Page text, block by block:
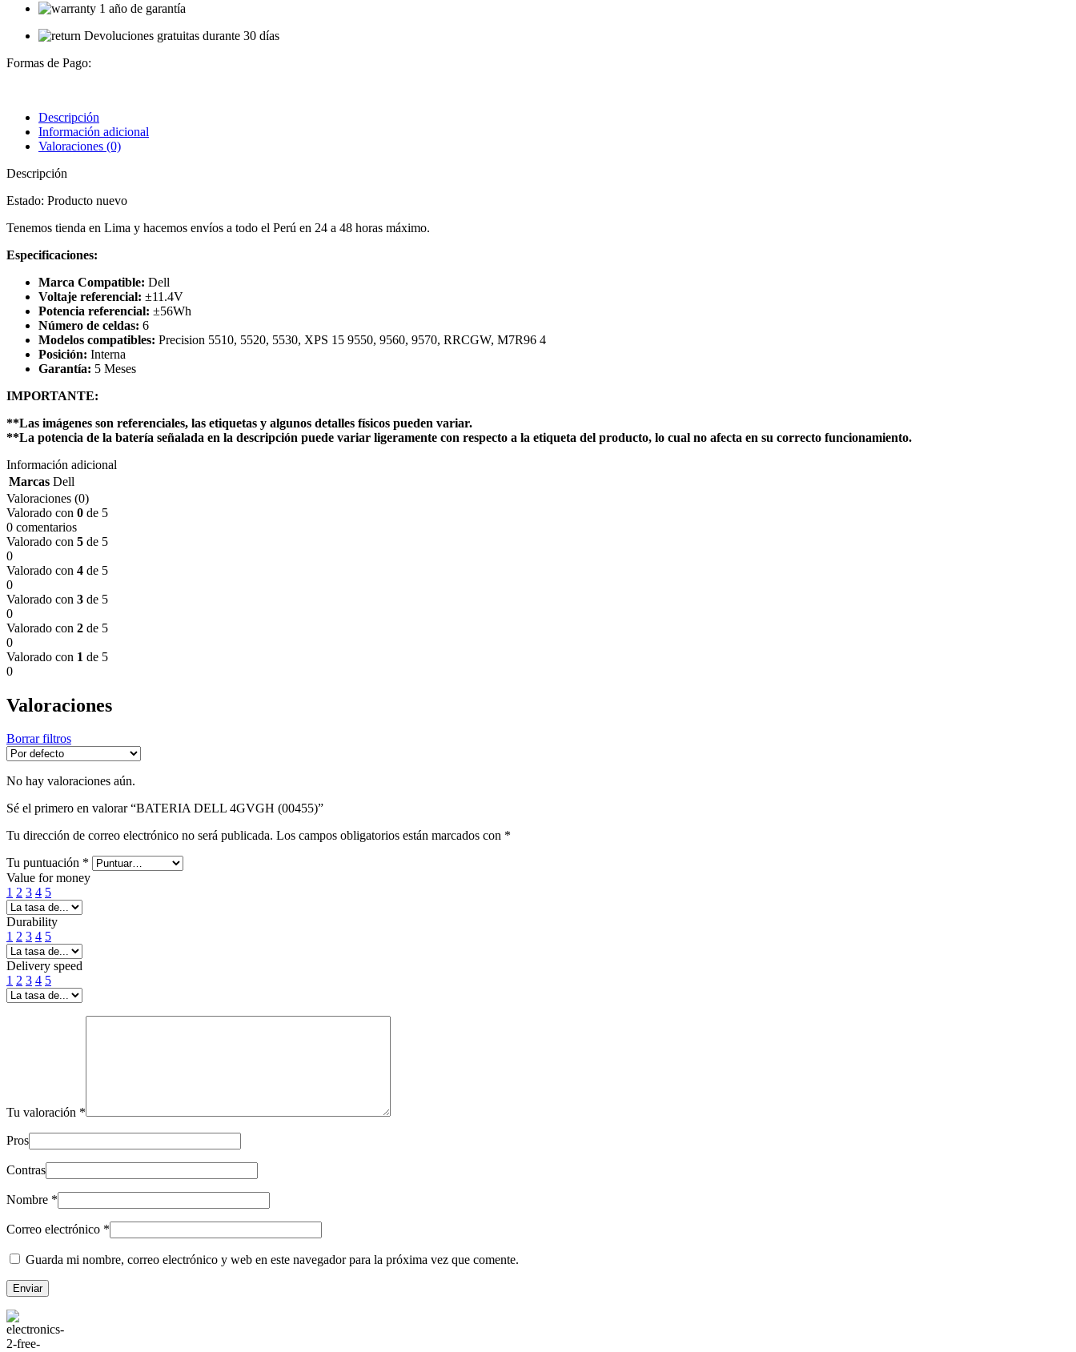
1 año de garantía
Devoluciones gratuitas durante 30 días
Formas de Pago:
Descripción
Información adicional
Valoraciones (0)
Descripción
Estado: Producto nuevo
Tenemos tienda en Lima y hacemos envíos a todo el Perú en 24 a 48 horas máximo.
Especificaciones:
Marca Compatible: Dell
Voltaje referencial: ±11.4V
Potencia referencial: ±56Wh
Número de celdas: 6
Modelos compatibles: Precision 5510, 5520, 5530, XPS 15 9550, 9560, 9570, RRCGW, M7R96 4
Posición: Interna
Garantía: 5 Meses
IMPORTANTE:
**Las imágenes son referenciales, las etiquetas y algunos detalles físicos pueden variar.
**La potencia de la batería señalada en la descripción puede variar ligeramente con respecto a la etiqueta del producto, lo cual no afecta en su correcto funcionamiento.
Información adicional
Marcas Dell
Valoraciones (0)
Valorado con 0 de 5
0 comentarios
Valorado con 5 de 5
0
Valorado con 4 de 5
0
Valorado con 3 de 5
0
Valorado con 2 de 5
0
Valorado con 1 de 5
0
Valoraciones
Borrar filtros
No hay valoraciones aún.
Sé el primero en valorar “BATERIA DELL 4GVGH (00455)”
Tu dirección de correo electrónico no será publicada. Los campos obligatorios están marcados con *
Tu puntuación *
Value for money
1 2 3 4 5
Durability
1 2 3 4 5
Delivery speed
1 2 3 4 5
Tu valoración *
Pros
Contras
Nombre *
Correo electrónico *
Guarda mi nombre, correo electrónico y web en este navegador para la próxima vez que comente.